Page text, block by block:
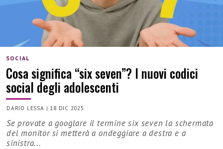
SOCIAL
Cosa significa “six seven”? I nuovi codici
social degli adolescenti
DARIO LESSA | 18 DIC 2025
Se provate a googlare il termine six seven la schermata
del monitor si metterà a ondeggiare a destra e a
sinistra...